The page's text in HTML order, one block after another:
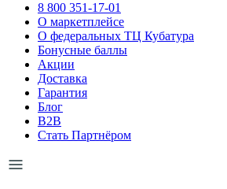
8 800 351-17-01
О маркетплейсе
О федеральных ТЦ Кубатура
Бонусные баллы
Акции
Доставка
Гарантия
Блог
B2B
Стать Партнёром